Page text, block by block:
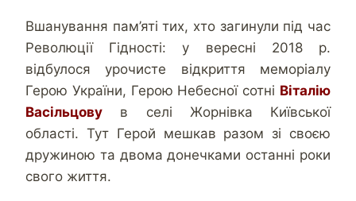
Вшанування пам’яті тих, хто загинули під час
Революції Гідності: у вересні 2018 р.
відбулося урочисте відкриття меморіалу
Герою України, Герою Небесної сотні Віталію
Васільцову в селі Жорнівка Київської
області. Тут Герой мешкав разом зі своєю
дружиною та двома донечками останні роки
свого життя.